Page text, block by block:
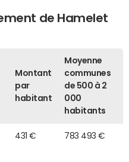
de Hamelet
Montant
par
habitant
Moyenne
communes
de 500 à 2
000
habitants
431 € 783 493 €